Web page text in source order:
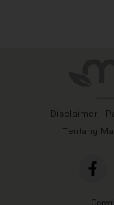
Disclaimer
Tentang